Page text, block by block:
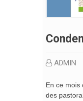
ADMIN
En ce mois
des